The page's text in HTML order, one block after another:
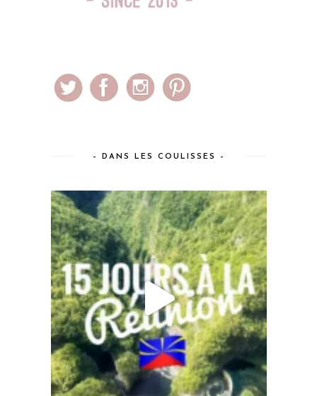
– DANS LES COULISSES –